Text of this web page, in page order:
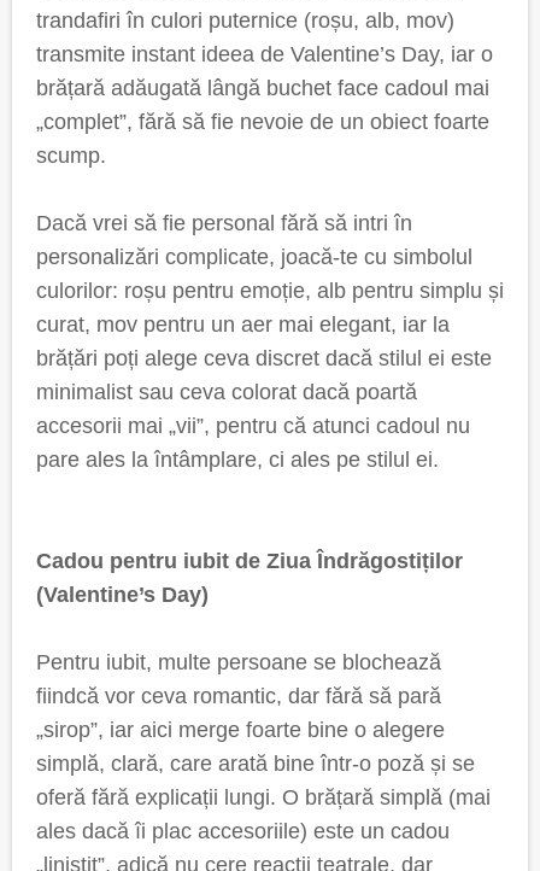
trandafiri în culori puternice (roșu, alb, mov)
transmite instant ideea de Valentine’s Day, iar o
brățară adăugată lângă buchet face cadoul mai
„complet”, fără să fie nevoie de un obiect foarte
scump.
Dacă vrei să fie personal fără să intri în
personalizări complicate, joacă-te cu simbolul
culorilor: roșu pentru emoție, alb pentru simplu și
curat, mov pentru un aer mai elegant, iar la
brățări poți alege ceva discret dacă stilul ei este
minimalist sau ceva colorat dacă poartă
accesorii mai „vii”, pentru că atunci cadoul nu
pare ales la întâmplare, ci ales pe stilul ei.
Cadou pentru iubit de Ziua Îndrăgostiților
(Valentine’s Day)
Pentru iubit, multe persoane se blochează
fiindcă vor ceva romantic, dar fără să pară
„sirop”, iar aici merge foarte bine o alegere
simplă, clară, care arată bine într-o poză și se
oferă fără explicații lungi. O brățară simplă (mai
ales dacă îi plac accesoriile) este un cadou
„liniștit”, adică nu cere reacții teatrale, dar